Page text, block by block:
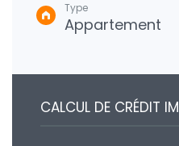
Type
Appartement
CALCUL DE CRÉDIT